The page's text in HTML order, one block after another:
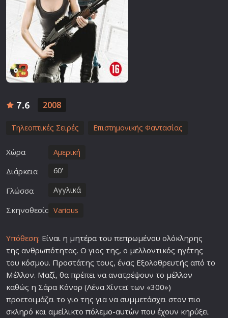
7.6 2008
Τηλεοπτικές Σειρές Επιστημονικής Φαντασίας
Χώρα Αμερική
Διάρκεια 60'
Γλώσσα Αγγλικά
Σκηνοθεσία Various
Υπόθεση: Είναι η μητέρατου πεπρωμένου ολόκληρης
της ανθρωπότητας. Ο γιος της, ο μελλοντικός ηγέτης
του κόσμου. Προστάτης τους, ένας Εξολοθρευτής από το
Μέλλον. Μαζί, θα πρέπει να ανατρέψουν το μέλλον
καθώς η Σάρα Κόνορ (Λένα Χίντεϊ των «300»)
προετοιμάζει το γιο της για να συμμετάσχει στον πιο
σκληρό και αμείλικτο πόλεμο-αυτών που έχουν κηρύξει